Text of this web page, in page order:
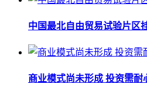
中国最北自由贸易试验片区
商业模式尚未形成 投资需耐